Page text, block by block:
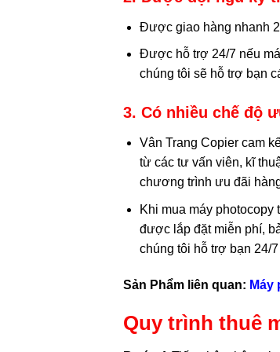
Được giao hàng nhanh
Được hỗ trợ 24/7 nếu
chúng tôi sẽ hỗ trợ bạn
3. Có nhiều chế độ
Vân Trang Copier cam
từ các tư vấn viên, kĩ
chương trình ưu đãi
Khi mua máy
được lắp đặt miễn phí,
chúng tôi hỗ trợ bạn 24/
Sản Phẩm liên quan: Máy
Quy trình thuê